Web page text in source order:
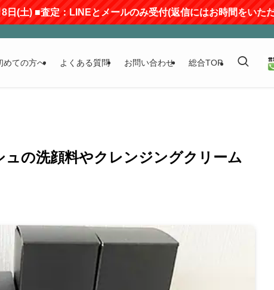
査定：LINEとメールのみ受付(返信にはお時間をいただきます)
めての方へ よくある質問 お問い合わせ 総合TOP
ュの洗顔料やクレンジングクリーム